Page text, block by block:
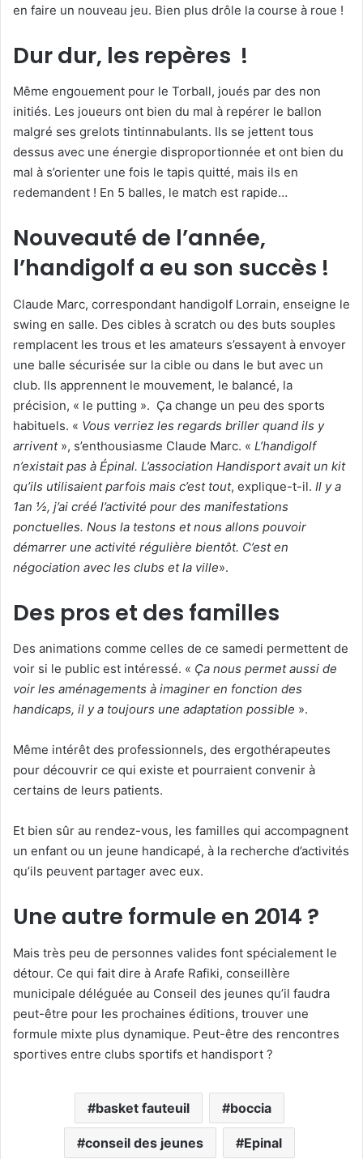
en faire un nouveau jeu. Bien plus drôle la course à roue !
Dur dur, les repères !
Même engouement pour le Torball, joués par des non
initiés. Les joueurs ont bien du mal à repérer le ballon
malgré ses grelots tintinnabulants. Ils se jettent tous
dessus avec une énergie disproportionnée et ont bien du
mal à s’orienter une fois le tapis quitté, mais ils en
redemandent ! En 5 balles, le match est rapide…
Nouveauté de l’année,
l’handigolf a eu son succès !
Claude Marc, correspondant handigolf Lorrain, enseigne le
swing en salle. Des cibles à scratch ou des buts souples
remplacent les trous et les amateurs s’essayent à envoyer
une balle sécurisée sur la cible ou dans le but avec un
club. Ils apprennent le mouvement, le balancé, la
précision, « le putting ». Ça change un peu des sports
habituels. « Vous verriez les regards briller quand ils y
arrivent », s’enthousiasme Claude Marc. « L’handigolf
n’existait pas à Épinal. L’association Handisport avait un kit
qu’ils utilisaient parfois mais c’est tout, explique-t-il. Il y a
1an ½, j’ai créé l’activité pour des manifestations
ponctuelles. Nous la testons et nous allons pouvoir
démarrer une activité régulière bientôt. C’est en
négociation avec les clubs et la ville».
Des pros et des familles
Des animations comme celles de ce samedi permettent de
voir si le public est intéressé. « Ça nous permet aussi de
voir les aménagements à imaginer en fonction des
handicaps, il y a toujours une adaptation possible ».
Même intérêt des professionnels, des ergothérapeutes
pour découvrir ce qui existe et pourraient convenir à
certains de leurs patients.
Et bien sûr au rendez-vous, les familles qui accompagnent
un enfant ou un jeune handicapé, à la recherche d’activités
qu’ils peuvent partager avec eux.
Une autre formule en 2014 ?
Mais très peu de personnes valides font spécialement le
détour. Ce qui fait dire à Arafe Rafiki, conseillère
municipale déléguée au Conseil des jeunes qu’il faudra
peut-être pour les prochaines éditions, trouver une
formule mixte plus dynamique. Peut-être des rencontres
sportives entre clubs sportifs et handisport ?
basket fauteuil boccia
conseil des jeunes Epinal